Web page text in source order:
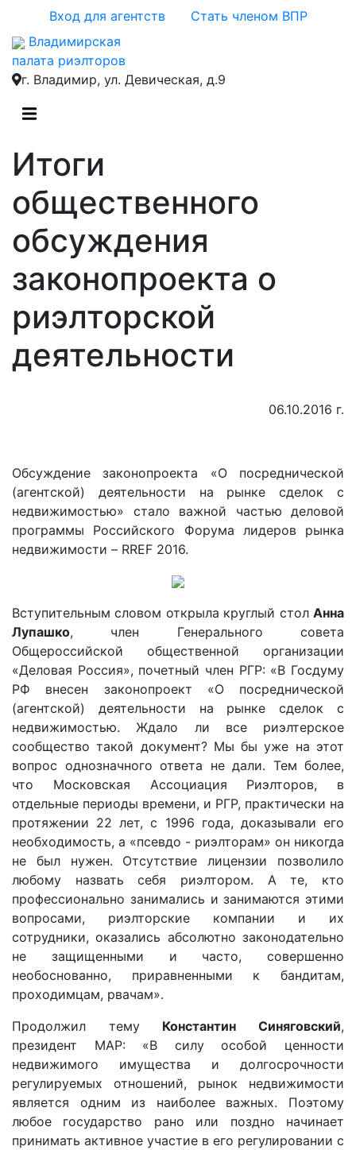
Вход для агентств
Стать членом ВПР
Владимирская
палата риэлторов
г. Владимир, ул. Девическая, д.9
Итоги
общественного
обсуждения
законопроекта о
риэлторской
деятельности
06.10.2016 г.
Обсуждение законопроекта «О посреднической
(агентской) деятельности на рынке сделок с
недвижимостью» стало важной частью деловой
программы Российского Форума лидеров рынка
недвижимости – RREF 2016.
Вступительным словом открыла круглый стол Анна
Лупашко, член Генерального совета
Общероссийской общественной организации
«Деловая Россия», почетный член РГР: «В Госдуму
РФ внесен законопроект «О посреднической
(агентской) деятельности на рынке сделок с
недвижимостью. Ждало ли все риэлтерское
сообщество такой документ? Мы бы уже на этот
вопрос однозначного ответа не дали. Тем более,
что Московская Ассоциация Риэлторов, в
отдельные периоды времени, и РГР, практически на
протяжении 22 лет, с 1996 года, доказывали его
необходимость, а «псевдо - риэлторам» он никогда
не был нужен. Отсутствие лицензии позволило
любому назвать себя риэлтором. А те, кто
профессионально занимались и занимаются этими
вопросами, риэлторские компании и их
сотрудники, оказались абсолютно законодательно
не защищенными и часто, совершенно
необоснованно, приравненными к бандитам,
проходимцам, рвачам».
Продолжил тему Константин Синяговский,
президент МАР: «В силу особой ценности
недвижимого имущества и долгосрочности
регулируемых отношений, рынок недвижимости
является одним из наиболее важных. Поэтому
любое государство рано или поздно начинает
принимать активное участие в его регулировании с